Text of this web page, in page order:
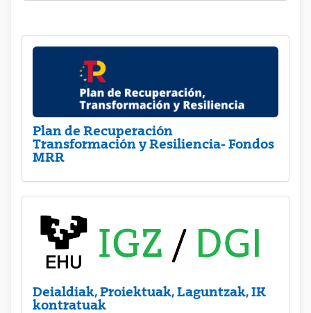
Plan de Recuperación
Transformación y Resiliencia- Fondos
MRR
Deialdiak, Proiektuak, Laguntzak, IK
kontratuak